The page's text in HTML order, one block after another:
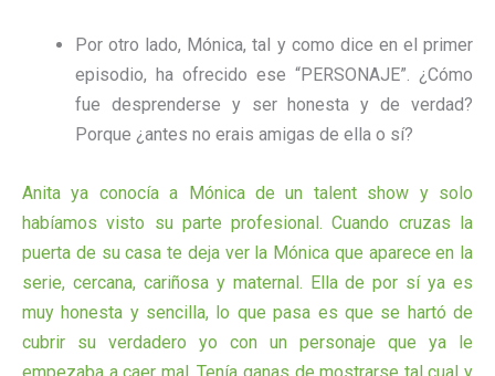
Por otro lado, Mónica, tal y como dice en el primer
episodio, ha ofrecido ese “PERSONAJE”. ¿Cómo
fue desprenderse y ser honesta y de verdad?
Porque ¿antes no erais amigas de ella o sí?
Anita ya conocía a Mónica de un talent show y solo
habíamos visto su parte profesional. Cuando cruzas la
puerta de su casa te deja ver la Mónica que aparece en la
serie, cercana, cariñosa y maternal. Ella de por sí ya es
muy honesta y sencilla, lo que pasa es que se hartó de
cubrir su verdadero yo con un personaje que ya le